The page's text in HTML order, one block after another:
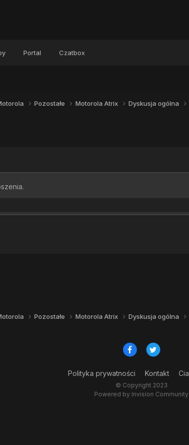
Portal Czatbox
Pozostałe Motorola Atrix Dyskusja ogólna
Pozostałe Motorola Atrix Dyskusja ogólna
Polityka prywatności Kontakt
© Copyright 2023
Powered by Invision Community